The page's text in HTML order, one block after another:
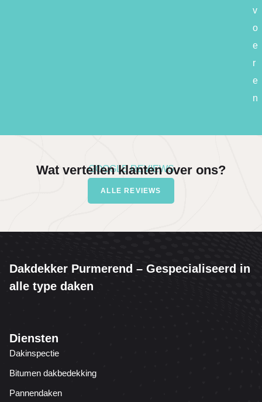
v
o
e
r
e
n
GOOGLE REVIEWS
Wat vertellen klanten over ons?
ALLE REVIEWS
Dakdekker Purmerend – Gespecialiseerd in
alle type daken
Diensten
Dakinspectie
Bitumen dakbedekking
Pannendaken